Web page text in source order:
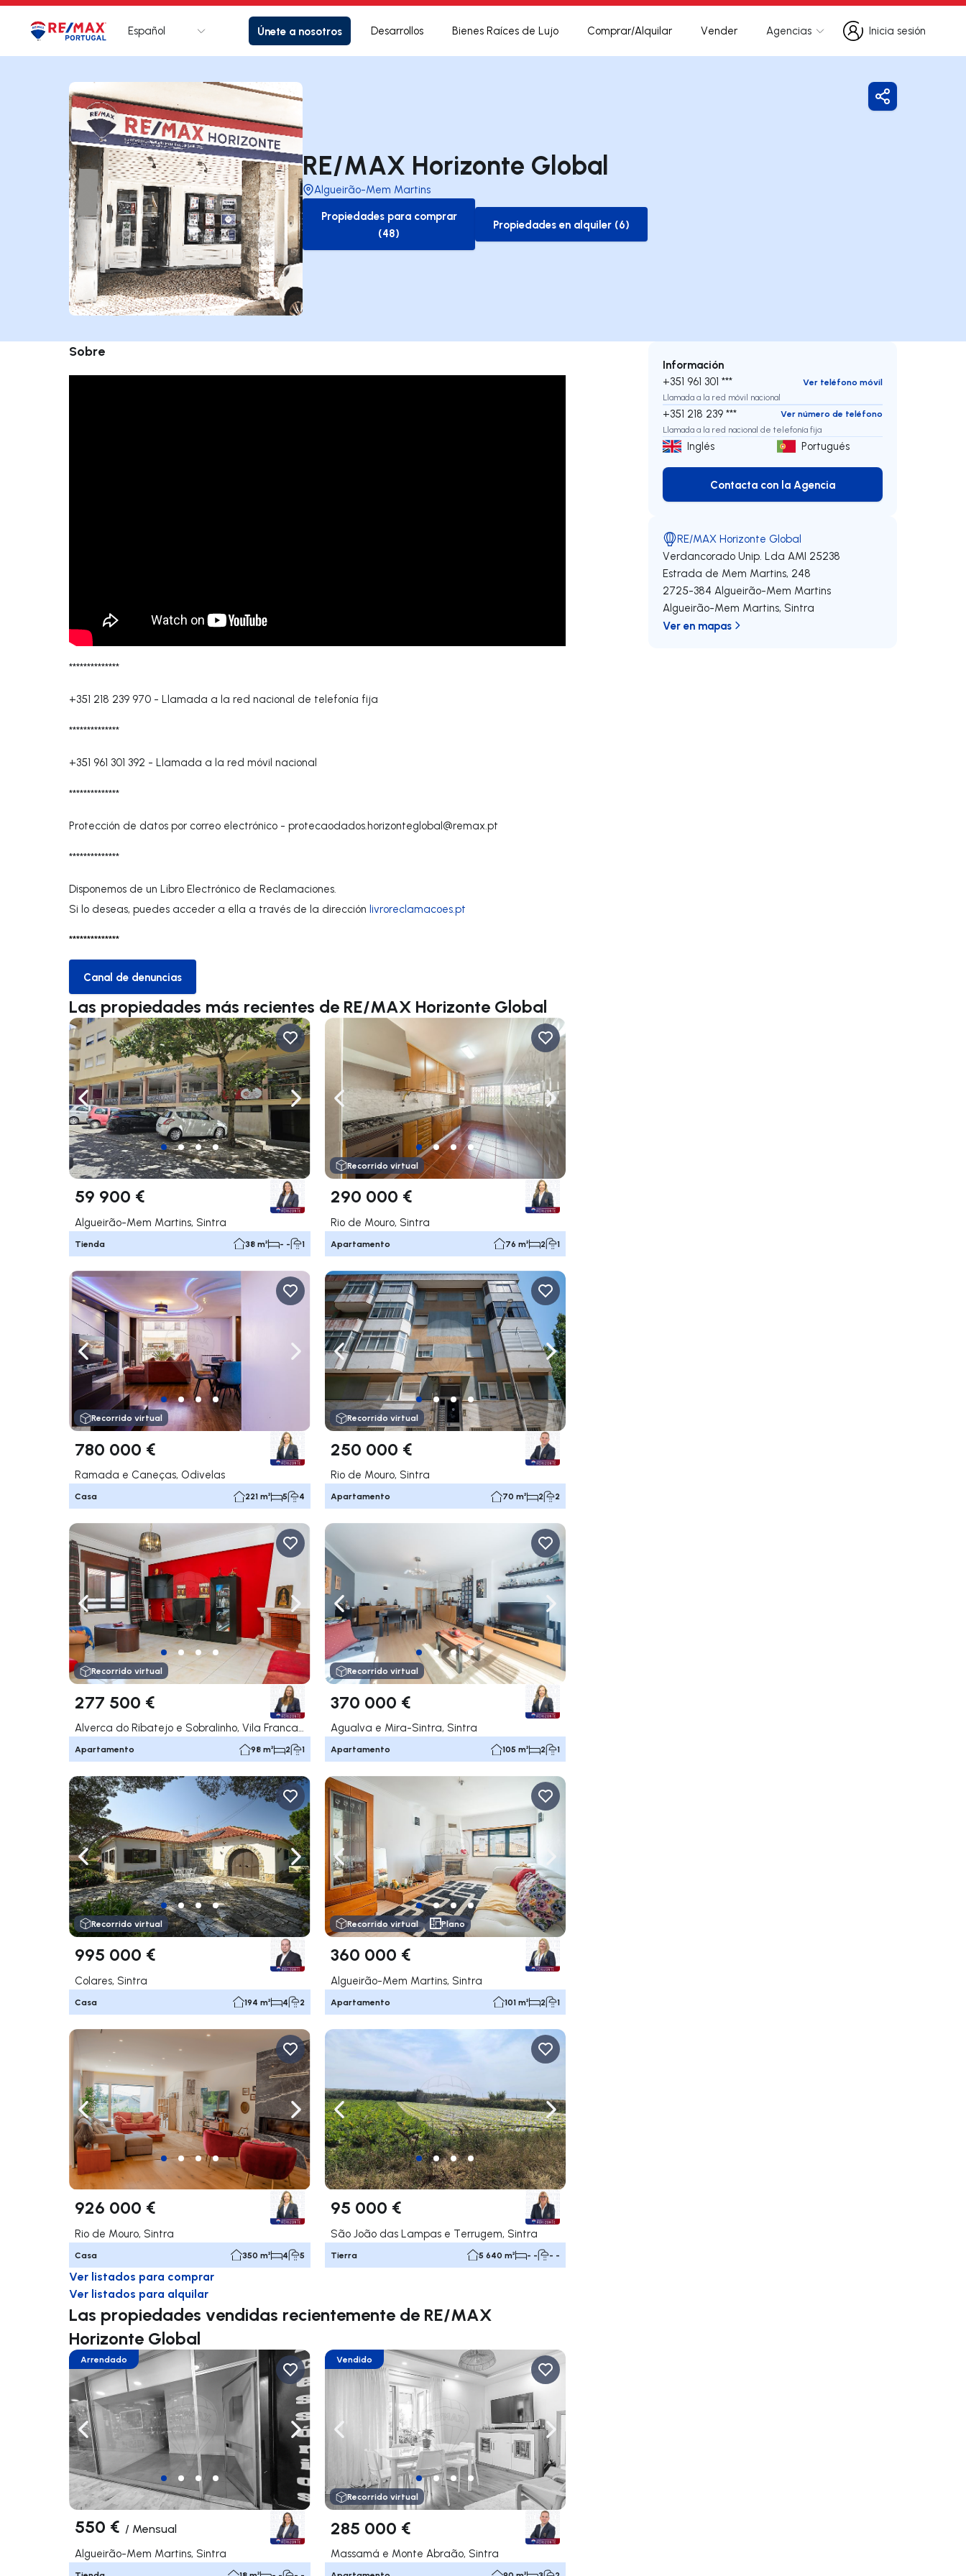
LogotipoIr a la página de inicio
Español Únete a nosotros Desarrollos Bienes Raíces de Lujo Comprar/Alquilar Vender Agencias
Inicia sesión
Inicia sesión
RE/MAX Horizonte Global
Algueirão-Mem Martins
to-buy-listing
Propiedades para comprar
(48)
to-rent-listing
Propiedades en alquiler (6)
Compartir
Sobre
**************
+351 218 239 970 - Llamada a la red nacional de telefonía fija
**************
+351 961 301 392 - Llamada a la red móvil nacional
**************
Protección de datos por correo electrónico - protecaodados.horizonteglobal@remax.pt
**************
Disponemos de un Libro Electrónico de Reclamaciones.
Si lo deseas, puedes acceder a ella a través de la dirección livroreclamacoes.pt
**************
Canal de denuncias
Canal de denuncias
Las propiedades más recientes de RE/MAX Horizonte Global
Navega a la izquierda Navegar a la derecha
59 900 €
Algueirão-Mem Martins, Sintra
Tienda 38 m² - - 1
Navega a la izquierda Navegar a la derecha
Recorrido virtual
290 000 €
Rio de Mouro, Sintra
Apartamento 76 m² 2 1
Navega a la izquierda Navegar a la derecha
Recorrido virtual
780 000 €
Ramada e Caneças, Odivelas
Casa 221 m² 5 4
Navega a la izquierda Navegar a la derecha
Recorrido virtual
250 000 €
Rio de Mouro, Sintra
Apartamento 70 m² 2 2
Navega a la izquierda Navegar a la derecha
Recorrido virtual
277 500 €
Alverca do Ribatejo e Sobralinho, Vila Franca de Xira
Apartamento 98 m² 2 1
Navega a la izquierda Navegar a la derecha
Recorrido virtual
370 000 €
Agualva e Mira-Sintra, Sintra
Apartamento 105 m² 2 1
Navega a la izquierda Navegar a la derecha
Recorrido virtual
995 000 €
Colares, Sintra
Casa 194 m² 4 2
Navega a la izquierda Navegar a la derecha
Recorrido virtual Plano
360 000 €
Algueirão-Mem Martins, Sintra
Apartamento 101 m² 2 1
Navega a la izquierda Navegar a la derecha
926 000 €
Rio de Mouro, Sintra
Casa 350 m² 4 5
Navega a la izquierda Navegar a la derecha
95 000 €
São João das Lampas e Terrugem, Sintra
Tierra 5 640 m² - - - -
Ver listados para comprar
Ver listados para alquilar
Las propiedades vendidas recientemente de RE/MAX
Horizonte Global
Navega a la izquierda Navegar a la derecha
Arrendado
550 € / Mensual
Algueirão-Mem Martins, Sintra
Navega a la izquierda Navegar a la derecha
Vendido
Recorrido virtual
285 000 €
Massamá e Monte Abraão, Sintra
Información
+351 961 301 ***
Ver teléfono móvil
Llamada a la red móvil nacional
+351 218 239 ***
Ver número de teléfono
Llamada a la red nacional de telefonía fija
Inglés Portugués
Contacta con la Agencia
Contacta con la Agencia
RE/MAX Horizonte Global
Verdancorado Unip. Lda AMI 25238
Estrada de Mem Martins, 248
2725-384 Algueirão-Mem Martins
Algueirão-Mem Martins, Sintra
Ver en mapas